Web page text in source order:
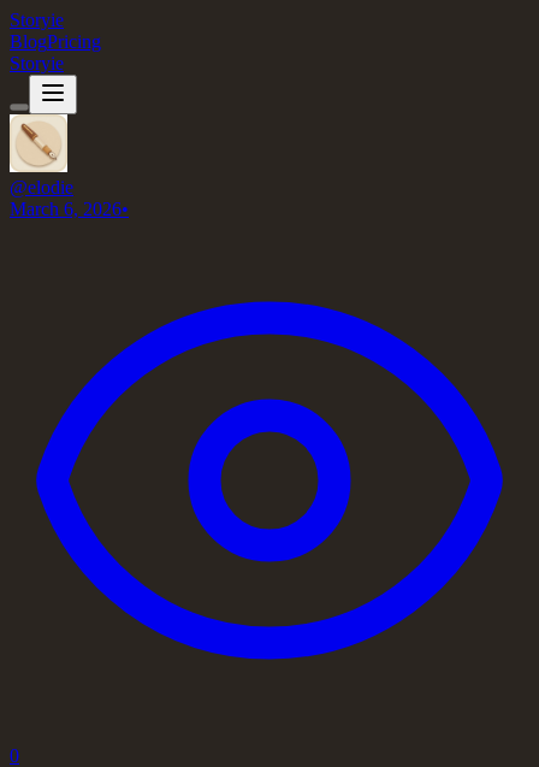
Storyie
BlogPricing
Storyie
@elodie
March 6, 2026•
0